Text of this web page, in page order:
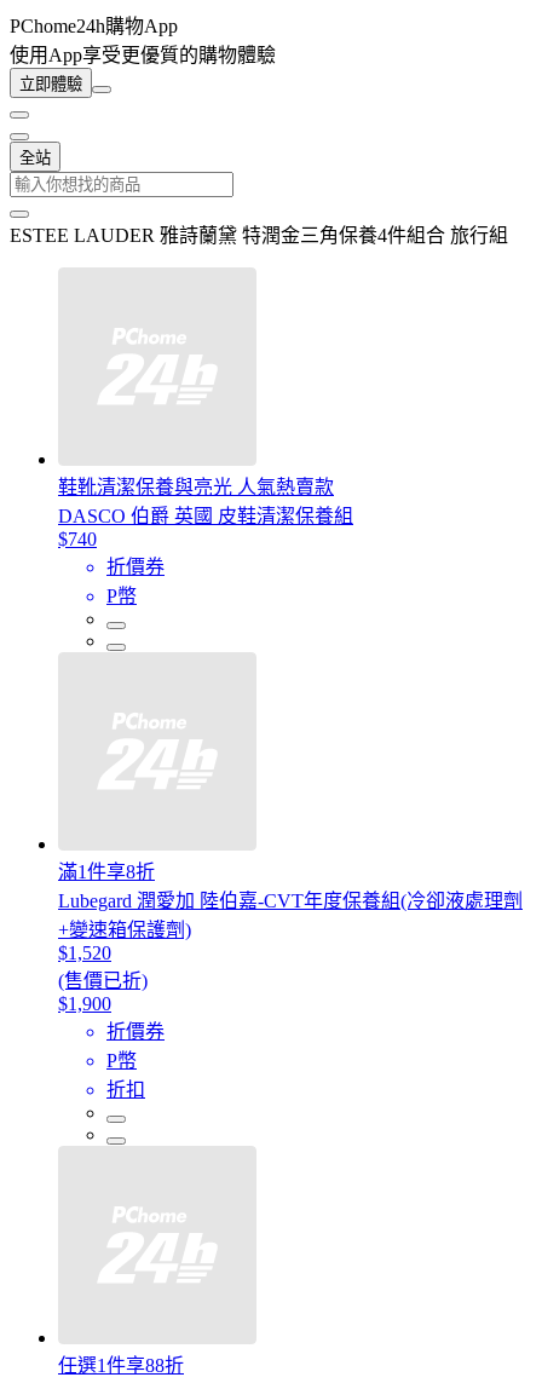
PChome24h購物App
使用App享受更優質的購物體驗
立即體驗
全站
ESTEE LAUDER 雅詩蘭黛 特潤金三角保養4件組合 旅行組
鞋靴清潔保養與亮光 人氣熱賣款
DASCO 伯爵 英國 皮鞋清潔保養組
$740
折價券
P幣
滿1件享8折
Lubegard 潤愛加 陸伯嘉-CVT年度保養組(冷卻液處理劑
+變速箱保護劑)
$1,520
(售價已折)
$1,900
折價券
P幣
折扣
任選1件享88折